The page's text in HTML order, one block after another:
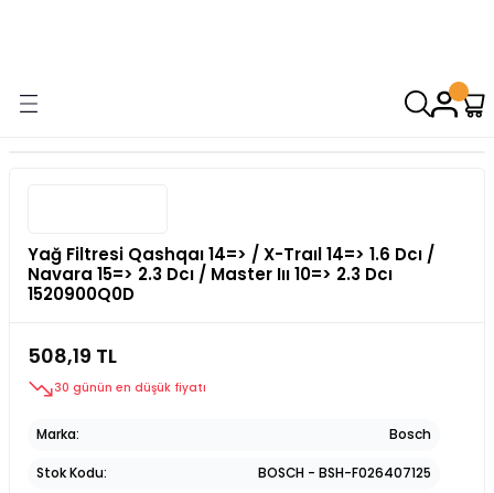
Yağ Filtresi Qashqaı 14=> / X-Traıl 14=> 1.6 Dcı /
Navara 15=> 2.3 Dcı / Master Iıı 10=> 2.3 Dcı
1520900Q0D
508,19 TL
30 günün en düşük fiyatı
Marka Bosch
Stok Kodu BOSCH - BSH-F026407125